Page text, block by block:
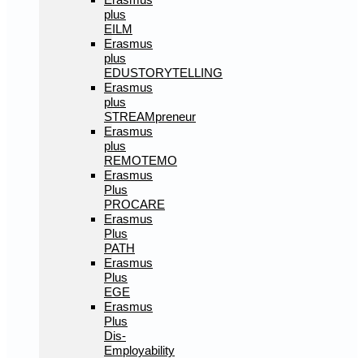
plus
EILM
Erasmus
plus
EDUSTORYTELLING
Erasmus
plus
STREAMpreneur
Erasmus
plus
REMOTEMO
Erasmus
Plus
PROCARE
Erasmus
Plus
PATH
Erasmus
Plus
EGE
Erasmus
Plus
Dis-
Employability